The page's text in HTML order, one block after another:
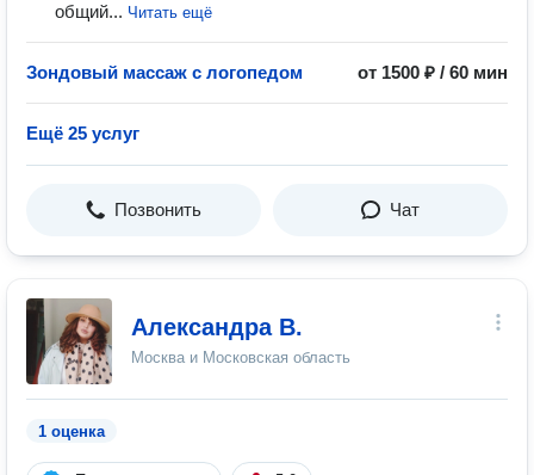
общий... Читать ещё
Зондовый массаж с логопедом от 1500 ₽ / 60 мин
Ещё 25 услуг
Позвонить Чат
Александра В.
Москва и Московская область
1 оценка